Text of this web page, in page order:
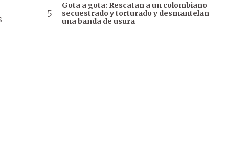
Gota a gota: Rescatan a un colombiano
secuestrado y torturado y desmantelan
una banda de usura